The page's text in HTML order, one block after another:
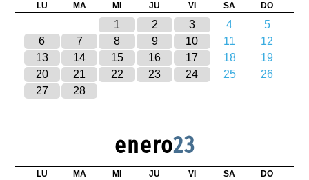
LU MA MI JU VI SA DO
1 2 3 4
5
6
7 8 9 10 11
12
13
14 15 16 17 18
19
20
21 22 23 24 25
26
27
28
enero23
LU MA MI JU VI SA DO